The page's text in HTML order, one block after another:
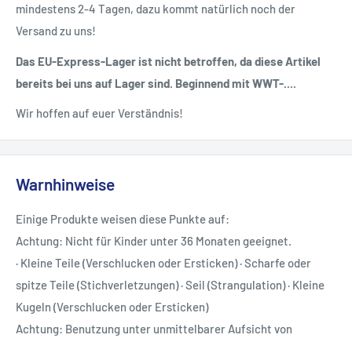
mindestens 2-4 Tagen, dazu kommt natürlich noch der
Versand zu uns!
Das EU-Express-Lager ist nicht betroffen, da diese Artikel
bereits bei uns auf Lager sind. Beginnend mit WWT-....
Wir hoffen auf euer Verständnis!
Warnhinweise
Einige Produkte weisen diese Punkte auf:
Achtung: Nicht für Kinder unter 36 Monaten geeignet.
· Kleine Teile (Verschlucken oder Ersticken) · Scharfe oder
spitze Teile (Stichverletzungen) · Seil (Strangulation) · Kleine
Kugeln (Verschlucken oder Ersticken)
Achtung: Benutzung unter unmittelbarer Aufsicht von